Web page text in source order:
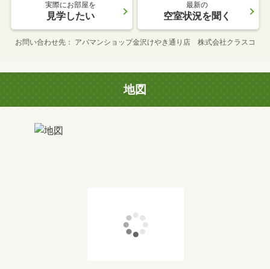
実際にお部屋を
見学したい
最新の
空室状況を聞く
お問い合わせ先 アパマンショップ金沢けやき通り店 株式会社クラスコ
地図